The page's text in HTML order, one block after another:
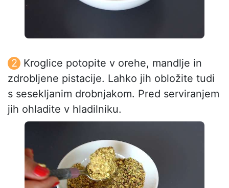
Kroglice potopite v orehe, mandlje in
zdrobljene pistacije. Lahko jih obložite tudi
s sesekljanim drobnjakom. Pred serviranjem
jih ohladite v hladilniku.